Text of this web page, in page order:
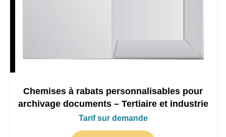
Chemises à rabats personnalisables pour
archivage documents – Tertiaire et industrie
Tarif sur demande